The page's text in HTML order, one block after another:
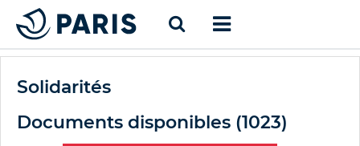
Solidarités
Documents disponibles (1023)